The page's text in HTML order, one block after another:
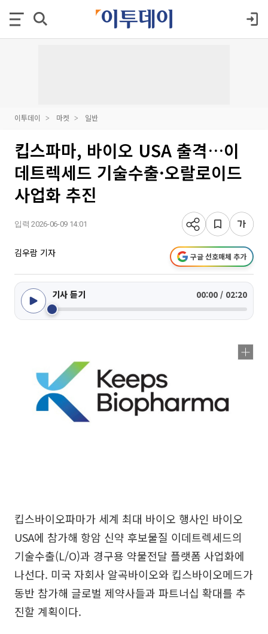
이투데이 마켓 일반
킵스파마, 바이오 USA 출격…이
데트렉세드 기술수출·오랄로이드
사업화 추진
입력 2026-06-09 14:01
김우람 기자 구글 선호매체 추가
기사 듣기 00:00 / 02:20
킵스바이오파마가 세계 최대 바이오 행사인 바이오
USA에 참가해 항암 신약 후보물질 이데트렉세드의
기술수출(L/O)과 경구용 약물전달 플랫폼 사업화에
나선다. 미국 자회사 알곡바이오와 킵스바이오메드가
동반 참가해 글로벌 제약사들과 파트너십 확대를 추
진할 계획이다.